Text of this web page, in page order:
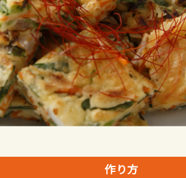
作り方